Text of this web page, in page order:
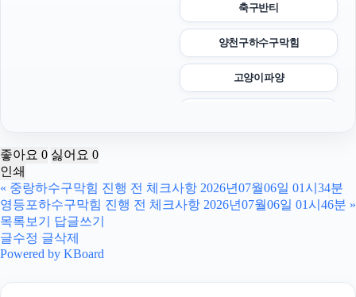
축구반티
양천구하수구막힘
고양이파양
톰티켓
좋아요 0 싫어요 0
인쇄
« 중랑하수구막힘 진행 전 체크사항 2026년07월06일 01시34분
영등포하수구막힘 진행 전 체크사항 2026년07월06일 01시46분 »
목록보기
답글쓰기
글수정 글삭제
Powered by KBoard